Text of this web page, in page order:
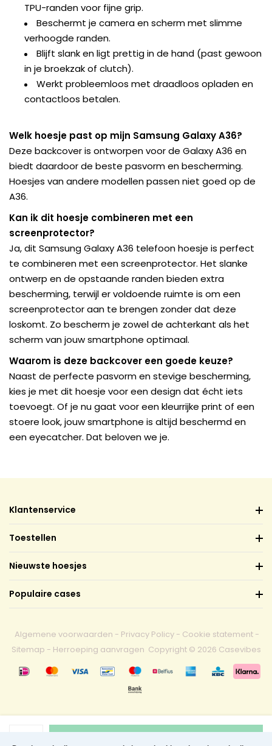
TPU-randen voor fijne grip.
Beschermt je camera en scherm met slimme
verhoogde randen.
Blijft slank en ligt prettig in de hand (past gewoon
in je broekzak of clutch).
Werkt probleemloos met draadloos opladen en
contactloos betalen.
Welk hoesje past op mijn Samsung Galaxy A36?
Deze backcover is ontworpen voor de Galaxy A36 en
biedt daardoor de beste pasvorm en bescherming.
Hoesjes van andere modellen passen niet goed op de
A36.
Kan ik dit hoesje combineren met een
screenprotector?
Ja, dit Samsung Galaxy A36 telefoon hoesje is perfect
te combineren met een screenprotector. Het slanke
ontwerp en de opstaande randen bieden extra
bescherming, terwijl er voldoende ruimte is om een
screenprotector aan te brengen zonder dat deze
loskomt. Zo bescherm je zowel de achterkant als het
scherm van jouw smartphone optimaal.
Waarom is deze backcover een goede keuze?
Naast de perfecte pasvorm en stevige bescherming,
kies je met dit hoesje voor een design dat écht iets
toevoegt. Of je nu gaat voor een kleurrijke print of een
stoere look, jouw smartphone is altijd beschermd en
een eyecatcher. Dat beloven we je.
Klantenservice
Toestellen
Nieuwste hoesjes
Populaire cases
Algemene voorwaarden - Privacy Policy - Cookie statement -
Sitemap - Herroeping aanvragen Copyright © 2026 Casevibes